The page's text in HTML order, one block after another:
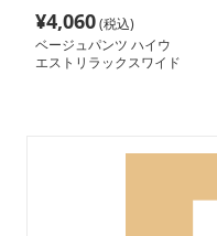
¥4,060(税込)
ベージュパンツ ハイウ
エストリラックスワイド